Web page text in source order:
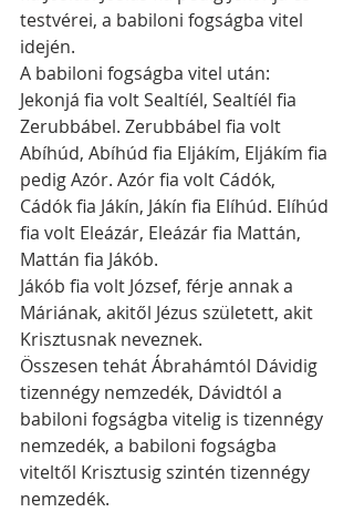
testvérei, a babiloni fogságba vitel
idején.
A babiloni fogságba vitel után:
Jekonjá fia volt Sealtíél, Sealtíél fia
Zerubbábel. Zerubbábel fia volt
Abíhúd, Abíhúd fia Eljákím, Eljákím fia
pedig Azór. Azór fia volt Cádók,
Cádók fia Jákín, Jákín fia Elíhúd. Elíhúd
fia volt Eleázár, Eleázár fia Mattán,
Mattán fia Jákób.
Jákób fia volt József, férje annak a
Máriának, akitől Jézus született, akit
Krisztusnak neveznek.
Összesen tehát Ábrahámtól Dávidig
tizennégy nemzedék, Dávidtól a
babiloni fogságba vitelig is tizennégy
nemzedék, a babiloni fogságba
viteltől Krisztusig szintén tizennégy
nemzedék.